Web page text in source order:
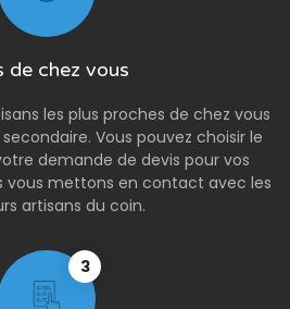
de chez vous
les plus proches de chez vous
Vous pouvez choisir le
demande de devis pour vos
vous mettons en contact avec les
artisans du coin.
3